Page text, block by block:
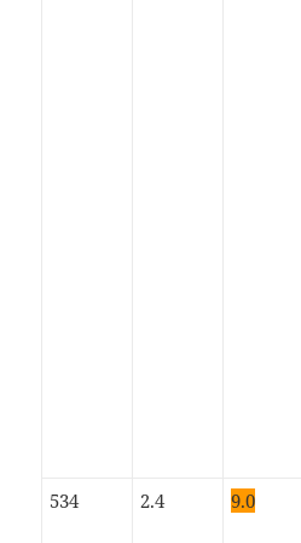
534 2.4 9.0